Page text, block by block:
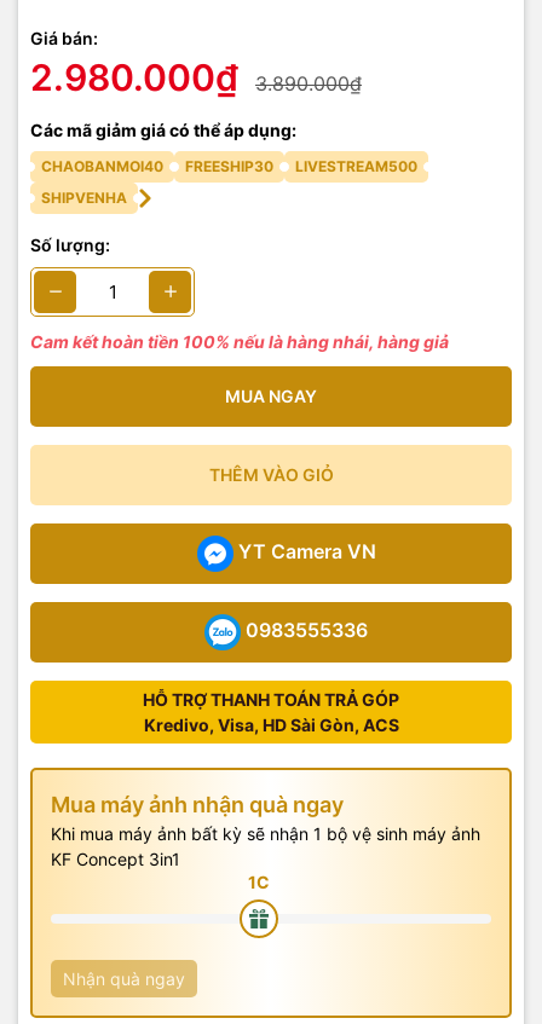
Giá bán:
2.980.000₫ 3.890.000₫
Các mã giảm giá có thể áp dụng:
CHAOBANMOI40 FREESHIP30
LIVESTREAM500
SHIPVENHA
Số lượng:
Cam kết hoàn tiền 100% nếu là hàng nhái, hàng giả
MUA NGAY
THÊM VÀO GIỎ
YT Camera VN
0983555336
HỖ TRỢ THANH TOÁN TRẢ GÓP
Kredivo, Visa, HD Sài Gòn, ACS
Mua máy ảnh nhận quà ngay
Khi mua máy ảnh bất kỳ sẽ nhận 1 bộ vệ sinh máy ảnh
KF Concept 3in1
Nhận quà ngay